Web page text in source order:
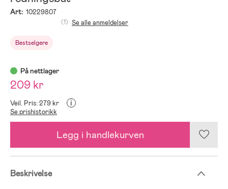
Art: 10229807
Bestselgere
(1) Se alle anmeldelser
På nettlager
209 kr
Veil. Pris: 279 kr i
Se prishistorikk
Legg i handlekurven
Beskrivelse